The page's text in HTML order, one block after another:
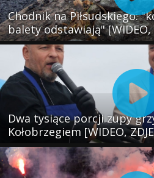
Chodnik na Piłsudskiego:
balety odstawiają" [WIDEO,
Dwa tysiące porcji zupy
Kołobrzegiem [WIDEO,